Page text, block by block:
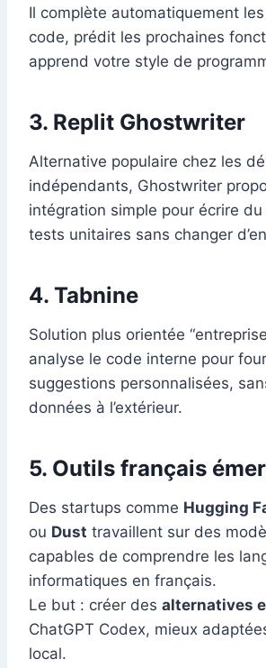
Il complète automatiquement
code, prédit les prochaines
apprend votre style de
3. Replit Ghostwriter
Alternative populaire chez les
indépendants, Ghostwriter
intégration simple pour écrire
tests unitaires sans changer
4. Tabnine
Solution plus orientée
analyse le code interne pour
suggestions personnalisées,
données à l’extérieur.
5. Outils français
Des startups comme Hugging
ou Dust travaillent sur des
capables de comprendre les
informatiques en français.
Le but : créer des alternatives
ChatGPT Codex, mieux
local.